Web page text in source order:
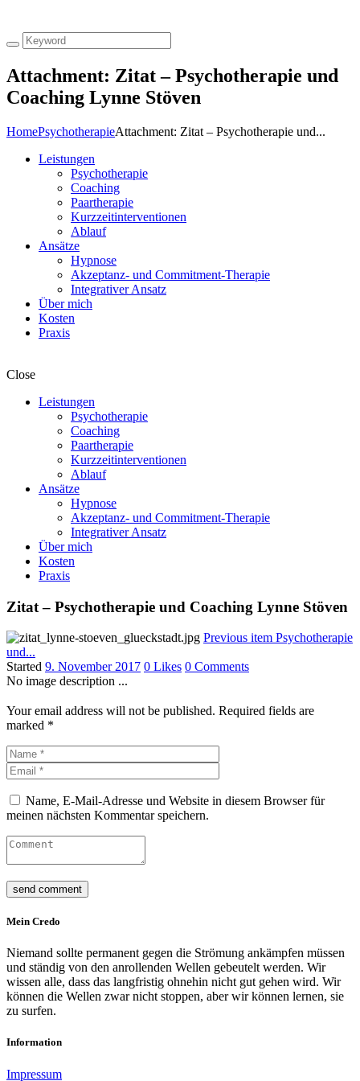
Attachment: Zitat – Psychotherapie und
Coaching Lynne Stöven
HomePsychotherapieAttachment: Zitat – Psychotherapie und...
Leistungen
Psychotherapie
Coaching
Paartherapie
Kurzzeitinterventionen
Ablauf
Ansätze
Hypnose
Akzeptanz- und Commitment-Therapie
Integrativer Ansatz
Über mich
Kosten
Praxis
Close
Leistungen
Psychotherapie
Coaching
Paartherapie
Kurzzeitinterventionen
Ablauf
Ansätze
Hypnose
Akzeptanz- und Commitment-Therapie
Integrativer Ansatz
Über mich
Kosten
Praxis
Zitat – Psychotherapie und Coaching Lynne Stöven
Previous item Psychotherapie
und...
Started 9. November 2017 0 Likes 0 Comments
No image description ...
Your email address will not be published. Required fields are
marked *
Name, E-Mail-Adresse und Website in diesem Browser für
meinen nächsten Kommentar speichern.
Mein Credo
Niemand sollte permanent gegen die Strömung ankämpfen müssen
und ständig von den anrollenden Wellen gebeutelt werden. Wir
wissen alle, dass das langfristig ohnehin nicht gut gehen wird. Wir
können die Wellen zwar nicht stoppen, aber wir können lernen, sie
zu surfen.
Information
Impressum